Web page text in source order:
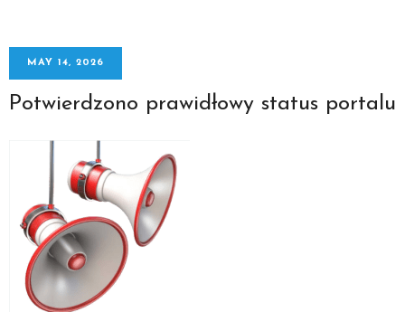
MAY 14, 2026
Potwierdzono prawidłowy status portalu